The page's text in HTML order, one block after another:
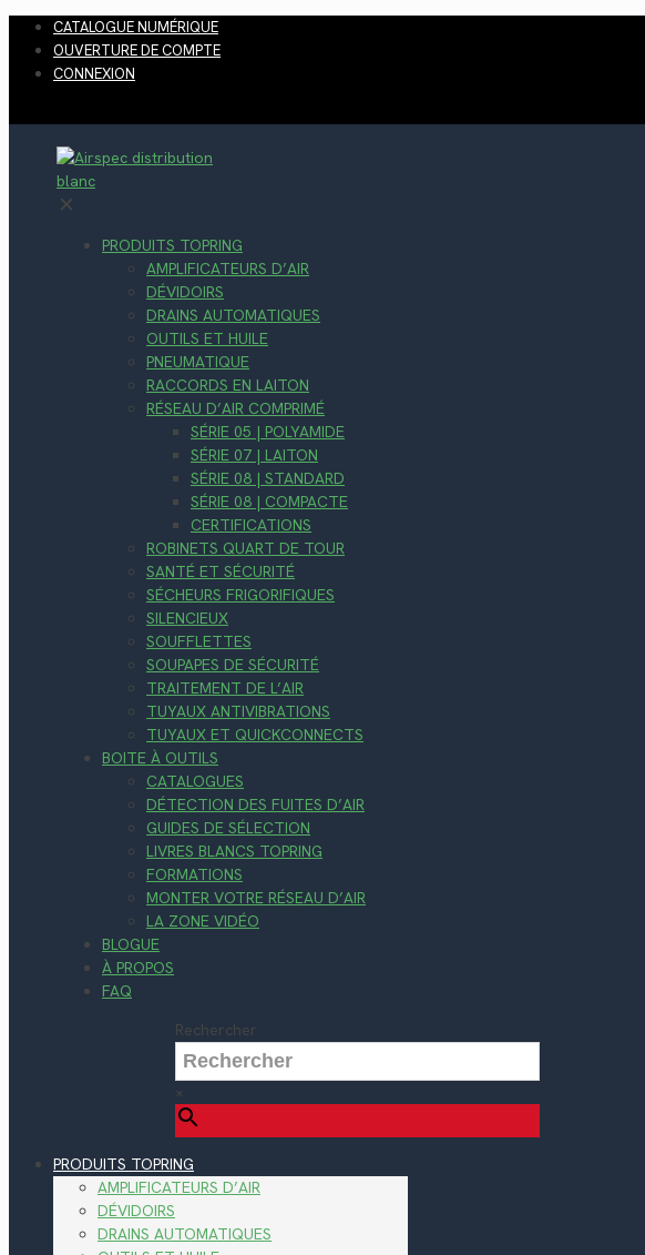
CATALOGUE NUMÉRIQUE
OUVERTURE DE COMPTE
CONNEXION
✕
PRODUITS TOPRING
AMPLIFICATEURS D’AIR
DÉVIDOIRS
DRAINS AUTOMATIQUES
OUTILS ET HUILE
PNEUMATIQUE
RACCORDS EN LAITON
RÉSEAU D’AIR COMPRIMÉ
SÉRIE 05 | POLYAMIDE
SÉRIE 07 | LAITON
SÉRIE 08 | STANDARD
SÉRIE 08 | COMPACTE
CERTIFICATIONS
ROBINETS QUART DE TOUR
SANTÉ ET SÉCURITÉ
SÉCHEURS FRIGORIFIQUES
SILENCIEUX
SOUFFLETTES
SOUPAPES DE SÉCURITÉ
TRAITEMENT DE L’AIR
TUYAUX ANTIVIBRATIONS
TUYAUX ET QUICKCONNECTS
BOITE À OUTILS
CATALOGUES
DÉTECTION DES FUITES D’AIR
GUIDES DE SÉLECTION
LIVRES BLANCS TOPRING
FORMATIONS
MONTER VOTRE RÉSEAU D’AIR
LA ZONE VIDÉO
BLOGUE
À PROPOS
FAQ
Rechercher
×
PRODUITS TOPRING
AMPLIFICATEURS D’AIR
DÉVIDOIRS
DRAINS AUTOMATIQUES